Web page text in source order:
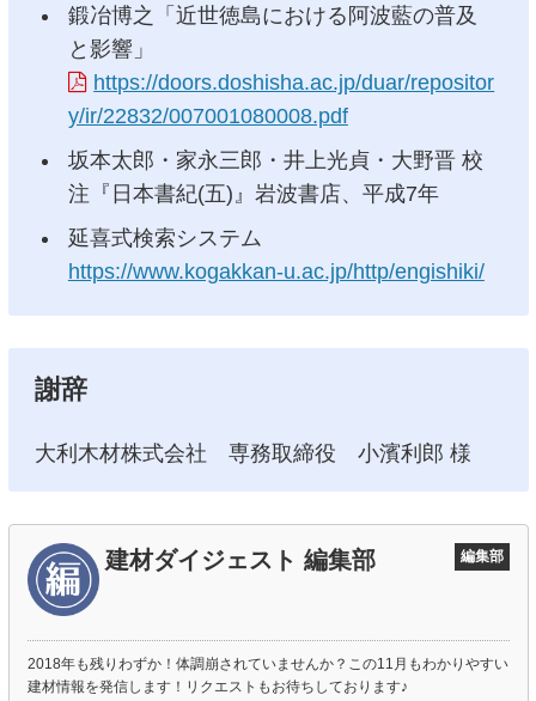
鍛冶博之「近世徳島における阿波藍の普及
と影響」
https://doors.doshisha.ac.jp/duar/repositor
y/ir/22832/007001080008.pdf
坂本太郎・家永三郎・井上光貞・大野晋 校
注『日本書紀(五)』岩波書店、平成7年
延喜式検索システム
https://www.kogakkan-u.ac.jp/http/engishiki/
謝辞
大利木材株式会社 専務取締役 小濱利郎 様
建材ダイジェスト 編集部 編集部
2018年も残りわずか！体調崩されていませんか？この11月もわかりやすい
建材情報を発信します！リクエストもお待ちしております♪